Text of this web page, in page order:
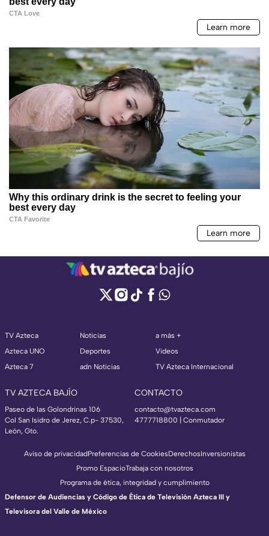
TV Azteca
Azteca UNO
Azteca 7
Noticias
Deportes
adn Noticias
a más +
Videos
TV Azteca Internacional
TV AZTECA BAJÍO
Paseo de las Golondrinas 106
Col San Isidro de Jerez, C.p- 37530,
León, Gto.
CONTACTO
contacto@tvazteca.com
4777718800 | Conmutador
Aviso de privacidadPreferencias de CookiesDerechosInversionistas
Promo EspacioTrabaja con nosotros
Programa de ética, integridad y cumplimiento
Defensor de Audiencias y Código de Ética de Televisión Azteca III y
Televisora del Valle de México